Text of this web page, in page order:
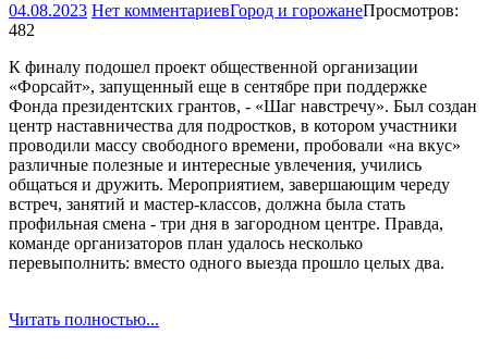
04.08.2023 Нет комментариевГород и горожанеПросмотров:
482
К финалу подошел проект общественной организации
«Форсайт», запущенный еще в сентябре при поддержке
Фонда президентских грантов, - «Шаг навстречу». Был создан
центр наставничества для подростков, в котором участники
проводили массу свободного времени, пробовали «на вкус»
различные полезные и интересные увлечения, учились
общаться и дружить. Мероприятием, завершающим череду
встреч, занятий и мастер-классов, должна была стать
профильная смена - три дня в загородном центре. Правда,
команде организаторов план удалось несколько
перевыполнить: вместо одного выезда прошло целых два.
Читать полностью...